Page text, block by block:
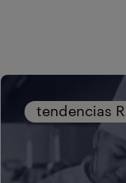
tendencias